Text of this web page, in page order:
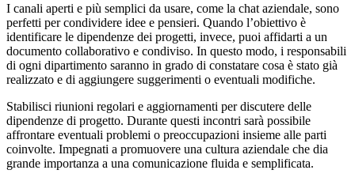
I canali aperti e più semplici da usare, come la chat aziendale, sono
perfetti per condividere idee e pensieri. Quando l’obiettivo è
identificare le dipendenze dei progetti, invece, puoi affidarti a un
documento collaborativo e condiviso. In questo modo, i responsabili
di ogni dipartimento saranno in grado di constatare cosa è stato già
realizzato e di aggiungere suggerimenti o eventuali modifiche.
Stabilisci riunioni regolari e aggiornamenti per discutere delle
dipendenze di progetto. Durante questi incontri sarà possibile
affrontare eventuali problemi o preoccupazioni insieme alle parti
coinvolte. Impegnati a promuovere una cultura aziendale che dia
grande importanza a una comunicazione fluida e semplificata.